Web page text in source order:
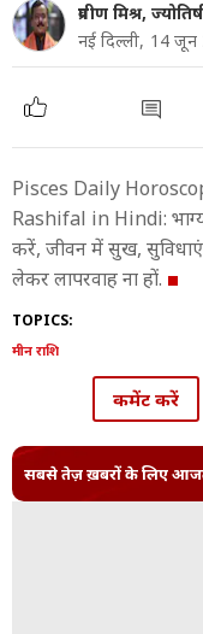
प्रवीण मिश्र,
नई दिल्ली, 14 जून
Pisces Daily
Rashifal in Hindi:
करें, जीवन में सुख, सुविधाएं
लेकर लापरवाह ना हों.
TOPICS:
मीन राशि
कमेंट करें
सबसे तेज़ ख़बरों के लिए